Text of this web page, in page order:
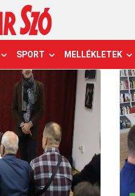
SPORT MELLÉKLETEK